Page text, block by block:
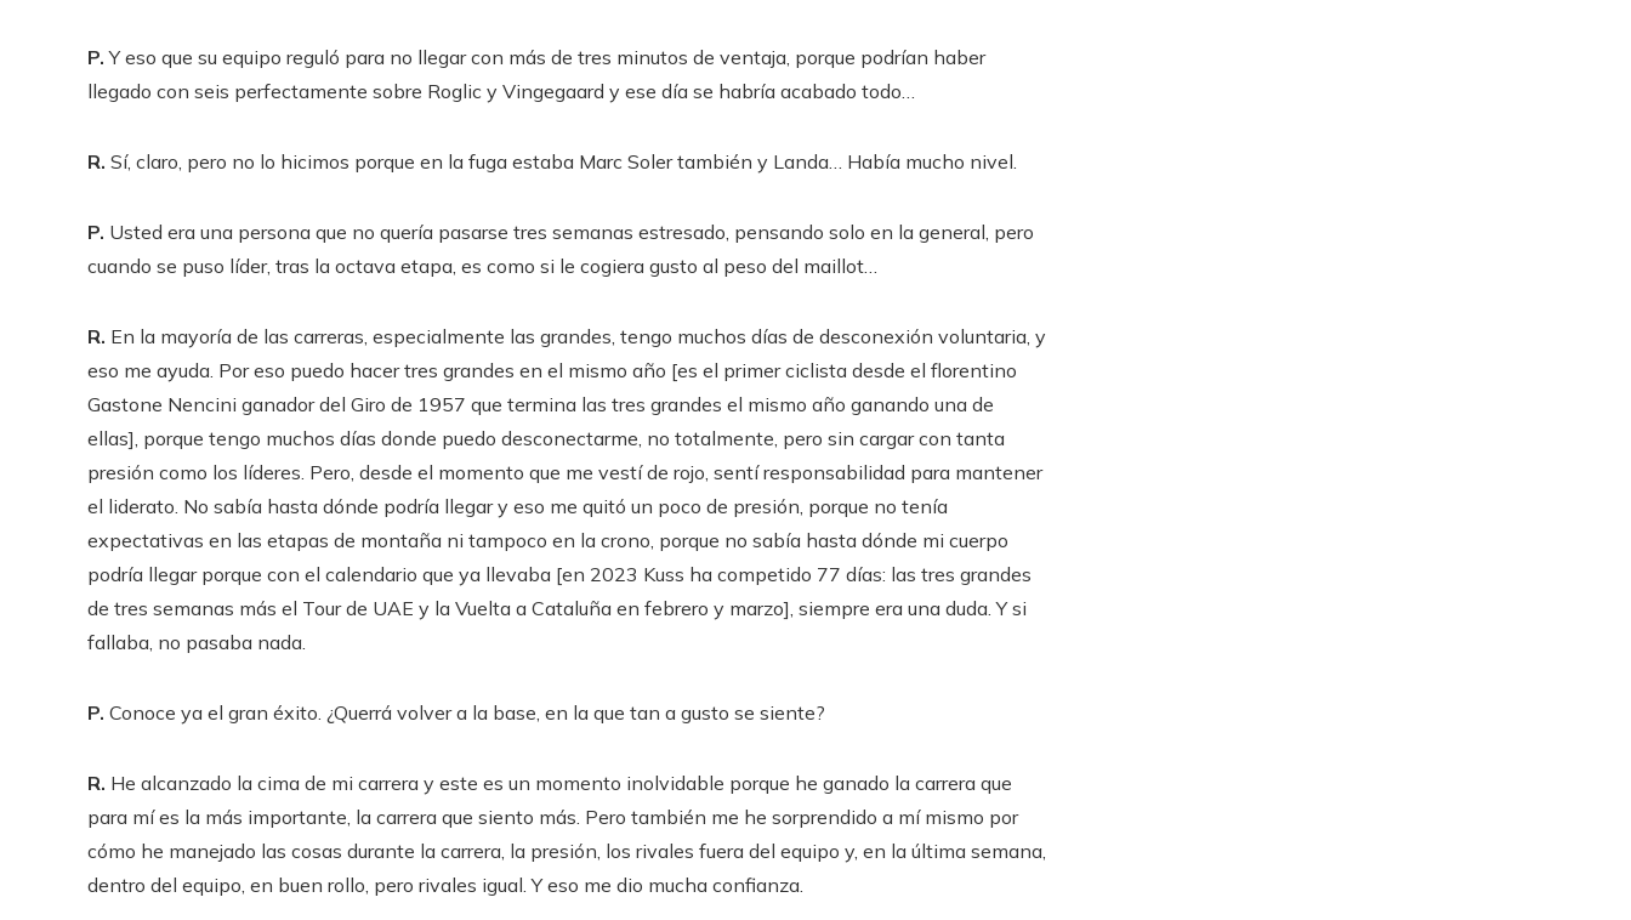
P. Y eso que su equipo reguló para no llegar con más de tres minutos de ventaja, porque podrían haber
llegado con seis perfectamente sobre Roglic y Vingegaard y ese día se habría acabado todo…
R. Sí, claro, pero no lo hicimos porque en la fuga estaba Marc Soler también y Landa… Había mucho nivel.
P. Usted era una persona que no quería pasarse tres semanas estresado, pensando solo en la general, pero
cuando se puso líder, tras la octava etapa, es como si le cogiera gusto al peso del maillot…
R. En la mayoría de las carreras, especialmente las grandes, tengo muchos días de desconexión voluntaria, y
eso me ayuda. Por eso puedo hacer tres grandes en el mismo año [es el primer ciclista desde el florentino
Gastone Nencini ganador del Giro de 1957 que termina las tres grandes el mismo año ganando una de
ellas], porque tengo muchos días donde puedo desconectarme, no totalmente, pero sin cargar con tanta
presión como los líderes. Pero, desde el momento que me vestí de rojo, sentí responsabilidad para mantener
el liderato. No sabía hasta dónde podría llegar y eso me quitó un poco de presión, porque no tenía
expectativas en las etapas de montaña ni tampoco en la crono, porque no sabía hasta dónde mi cuerpo
podría llegar porque con el calendario que ya llevaba [en 2023 Kuss ha competido 77 días: las tres grandes
de tres semanas más el Tour de UAE y la Vuelta a Cataluña en febrero y marzo], siempre era una duda. Y si
fallaba, no pasaba nada.
P. Conoce ya el gran éxito. ¿Querrá volver a la base, en la que tan a gusto se siente?
R. He alcanzado la cima de mi carrera y este es un momento inolvidable porque he ganado la carrera que
para mí es la más importante, la carrera que siento más. Pero también me he sorprendido a mí mismo por
cómo he manejado las cosas durante la carrera, la presión, los rivales fuera del equipo y, en la última semana,
dentro del equipo, en buen rollo, pero rivales igual. Y eso me dio mucha confianza.